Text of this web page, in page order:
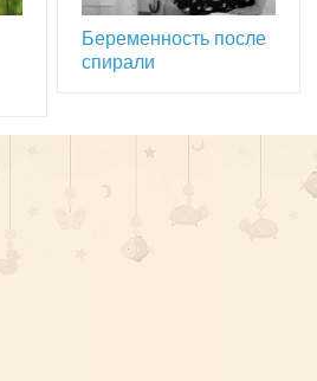
Беременность после
спирали